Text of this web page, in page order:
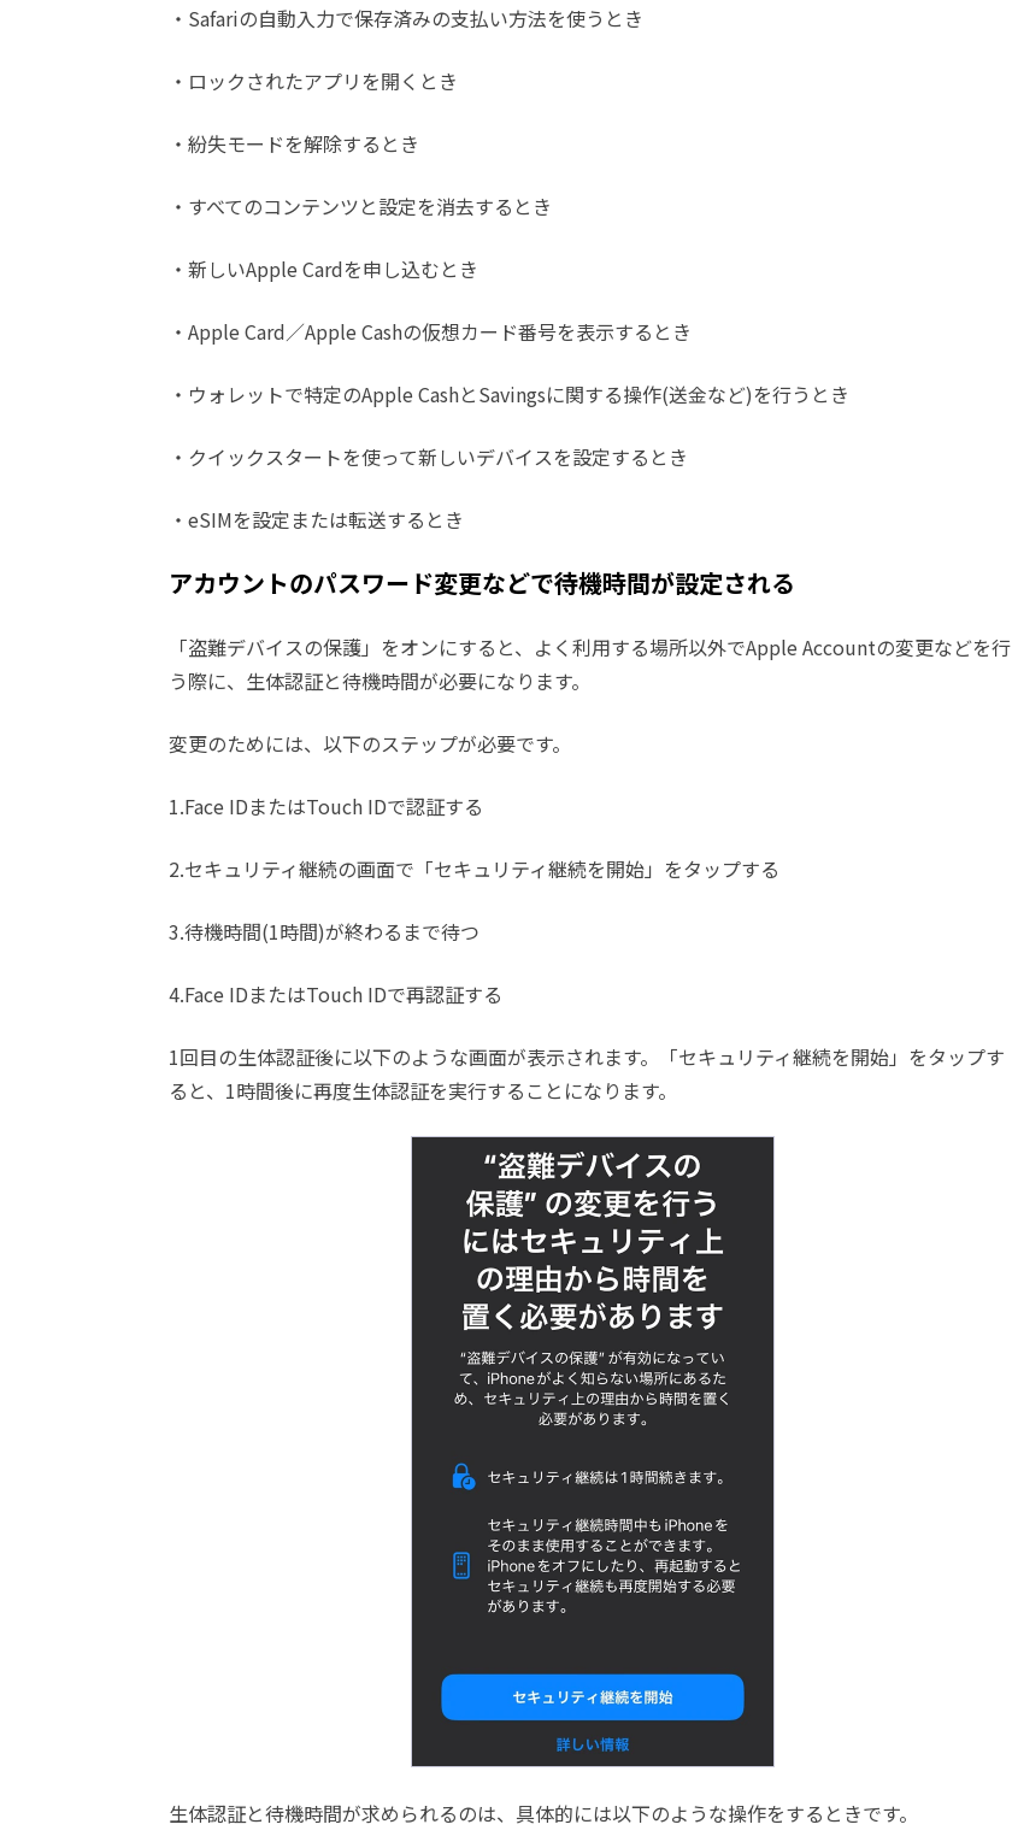
・Safariの自動入力で保存済みの支払い方法を使うとき
・ロックされたアプリを開くとき
・紛失モードを解除するとき
・すべてのコンテンツと設定を消去するとき
・新しいApple Cardを申し込むとき
・Apple Card／Apple Cashの仮想カード番号を表示するとき
・ウォレットで特定のApple CashとSavingsに関する操作(送金など)を行うとき
・クイックスタートを使って新しいデバイスを設定するとき
・eSIMを設定または転送するとき
アカウントのパスワード変更などで待機時間が設定される
「盗難デバイスの保護」をオンにすると、よく利用する場所以外でApple Accountの変更などを行
う際に、生体認証と待機時間が必要になります。
変更のためには、以下のステップが必要です。
1.Face IDまたはTouch IDで認証する
2.セキュリティ継続の画面で「セキュリティ継続を開始」をタップする
3.待機時間(1時間)が終わるまで待つ
4.Face IDまたはTouch IDで再認証する
1回目の生体認証後に以下のような画面が表示されます。「セキュリティ継続を開始」をタップす
ると、1時間後に再度生体認証を実行することになります。
生体認証と待機時間が求められるのは、具体的には以下のような操作をするときです。